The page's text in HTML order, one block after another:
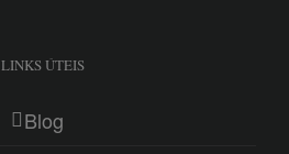
LINKS ÚTEIS
Blog